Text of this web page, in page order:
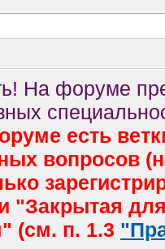
На форуме
есть
вопросов
"Закрытая
(см. п. 1.3